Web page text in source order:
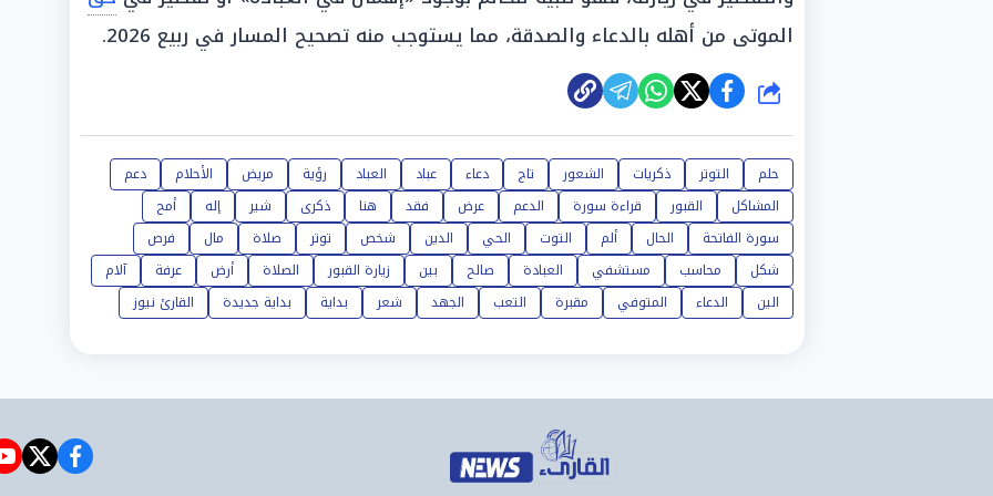
الموتى من أهله بالدعاء والصدقة، مما يستوجب منه تصحيح المسار في ربيع 2026.
شارك
حلم التوتر ذكريات الشعور تاج دعاء عباد العباد رؤية مريض الأحلام
دعم
المشاكل
القبور قراءة سورة الدعم عرض فقد هنا ذكرى شير إله
أمح
سورة الفاتحة
الحال ألم التوت الحي الدين شخص توتر صلاة مال
فرص
شكل
محاسب مستشفي العبادة صالح بين زيارة القبور الصلاة أرض عرفة
آلام
الين
الدعاء المتوفي مقبرة التعب الجهد شعر بداية بداية جديدة القارئ نيوز
facebook